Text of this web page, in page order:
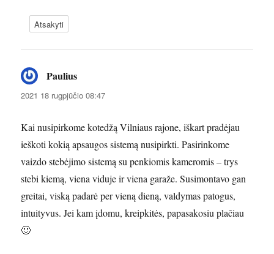
Atsakyti
Paulius
2021 18 rugpjūčio 08:47
Kai nusipirkome kotedžą Vilniaus rajone, iškart pradėjau
ieškoti kokią apsaugos sistemą nusipirkti. Pasirinkome
vaizdo stebėjimo sistemą su penkiomis kameromis – trys
stebi kiemą, viena viduje ir viena garaže. Susimontavo gan
greitai, viską padarė per vieną dieną, valdymas patogus,
intuityvus. Jei kam įdomu, kreipkitės, papasakosiu plačiau
🙂